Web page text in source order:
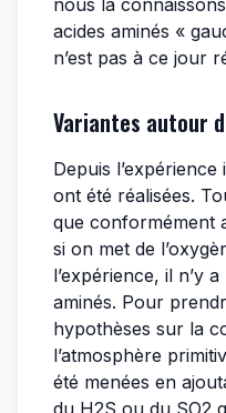
nous la
acides aminés «
n’est pas à ce jour
Variantes autour
Depuis
ont été réalisées.
que conformément
si on met de
l’expérience, il n’y
aminés. Pour
hypothèses sur la
l’atmosphère
été menées en
du H2S ou du SO2